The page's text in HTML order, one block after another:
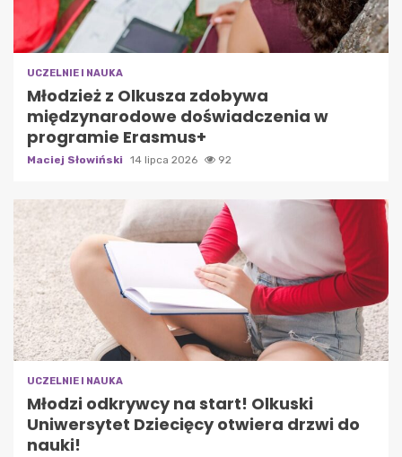
UCZELNIE I NAUKA
Młodzież z Olkusza zdobywa
międzynarodowe doświadczenia w
programie Erasmus+
Maciej Słowiński 14 lipca 2026 92
UCZELNIE I NAUKA
Młodzi odkrywcy na start! Olkuski
Uniwersytet Dziecięcy otwiera drzwi do
nauki!